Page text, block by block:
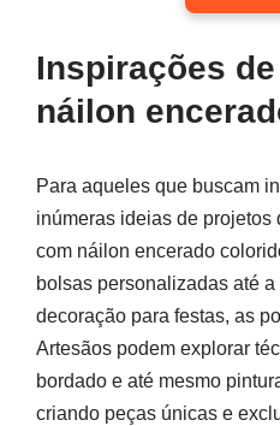
Inspirações
náilon
Para aqueles que buscam
inúmeras ideias de
com náilon encerado
bolsas personalizadas até
decoração para festas, as
Artesãos podem explorar
bordado e até mesmo
criando peças únicas e